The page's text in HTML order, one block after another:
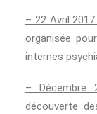
– 22 Avril 2017
organisée
internes
– Décembre
découverte